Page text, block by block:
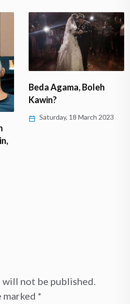
Beda Agama, Boleh
Kawin?
Saturday, 18 March 2023
will not be published.
marked *